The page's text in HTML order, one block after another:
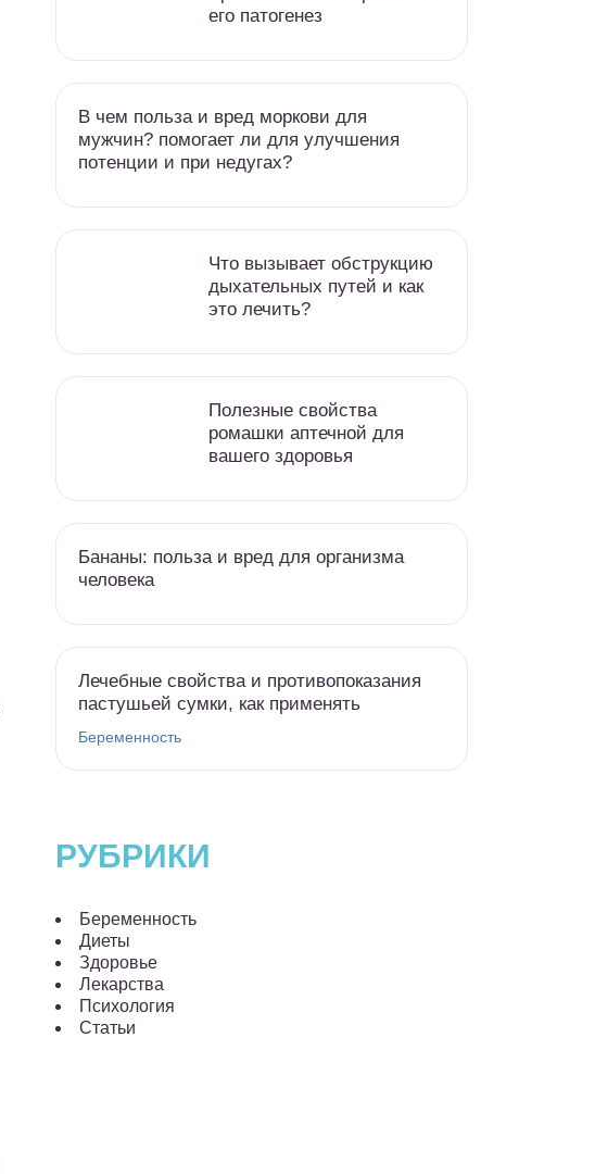
его патогенез
В чем польза и вред моркови для
мужчин? помогает ли для улучшения
потенции и при недугах?
Что вызывает обструкцию
дыхательных путей и как
это лечить?
Полезные свойства
ромашки аптечной для
вашего здоровья
Бананы: польза и вред для организма
человека
Лечебные свойства и противопоказания
пастушьей сумки, как применять
Беременность
РУБРИКИ
Беременность
Диеты
Здоровье
Лекарства
Психология
Статьи